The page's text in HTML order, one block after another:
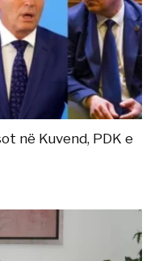
në Kuvend, PDK e